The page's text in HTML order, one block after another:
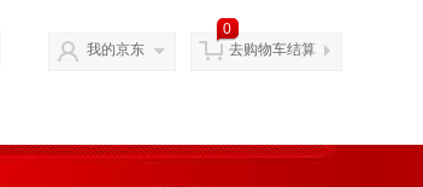
我的京东
0
去购物车结算